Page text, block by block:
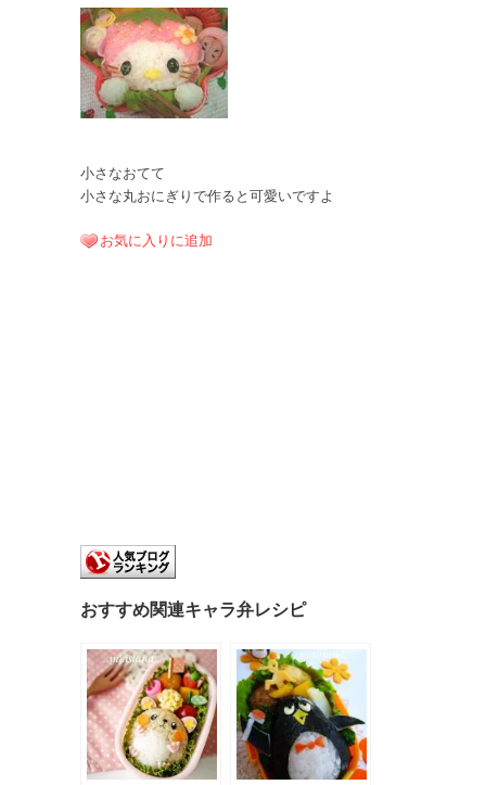
小さなおてて
小さな丸おにぎりで作ると可愛いですよ
お気に入りに追加
おすすめ関連キャラ弁レシピ